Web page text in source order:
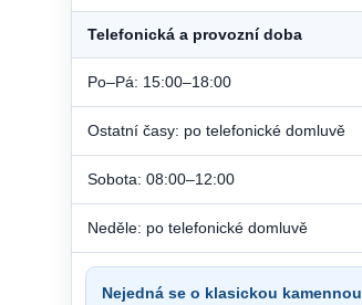
Telefonická a provozní doba
Po–Pá: 15:00–18:00
Ostatní časy: po telefonické domluvě
Sobota: 08:00–12:00
Neděle: po telefonické domluvě
Nejedná se o klasickou kamennou